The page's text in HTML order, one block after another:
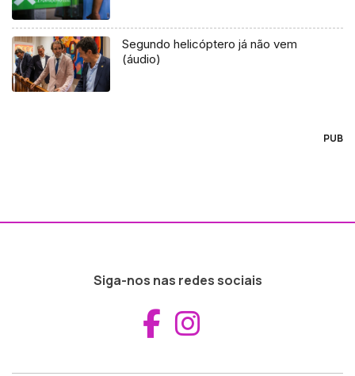
Segundo helicóptero já não vem
(áudio)
PUB
Siga-nos nas redes sociais
Aceder ao